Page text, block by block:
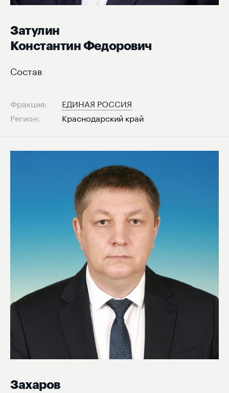
Затулин
Константин Федорович
Состав
Фракция:
ЕДИНАЯ РОССИЯ
Регион:
Краснодарский край
Захаров